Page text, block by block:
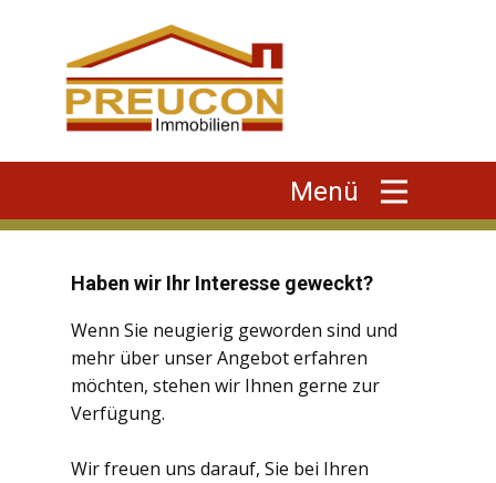
Menü
Haben wir Ihr Interesse geweckt?
Wenn Sie neugierig geworden sind und
mehr über unser Angebot erfahren
möchten, stehen wir Ihnen gerne zur
Verfügung.
Wir freuen uns darauf, Sie bei Ihren